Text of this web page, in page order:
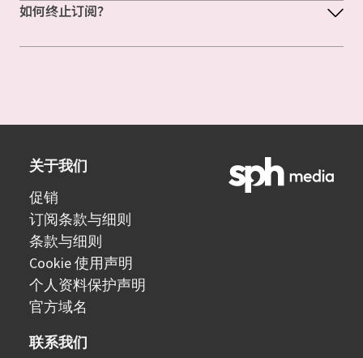
如何终止订阅？
关于我们
促销
订阅条款与细则
条款与细则
Cookie 使用声明
个人资料保护声明
官方域名
联系我们